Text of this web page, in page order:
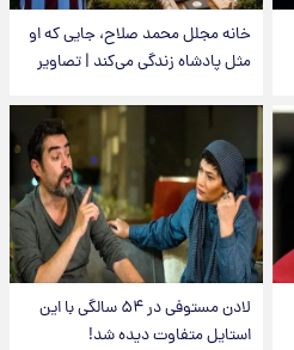
خانه مجلل محمد صلاح، جایی که او
مثل پادشاه زندگی می‌کند | تصاویر
لادن مستوفی در ۵۴ سالگی با این
استایل متفاوت دیده شد!